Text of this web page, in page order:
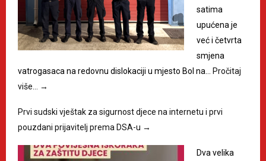
satima
upućena je
već i četvrta
smjena
vatrogasaca na redovnu dislokaciji u mjesto Bol na…
Pročitaj
više…
→
Prvi sudski vještak za sigurnost djece na internetu i prvi
pouzdani prijavitelj prema DSA-u →
Dva velika